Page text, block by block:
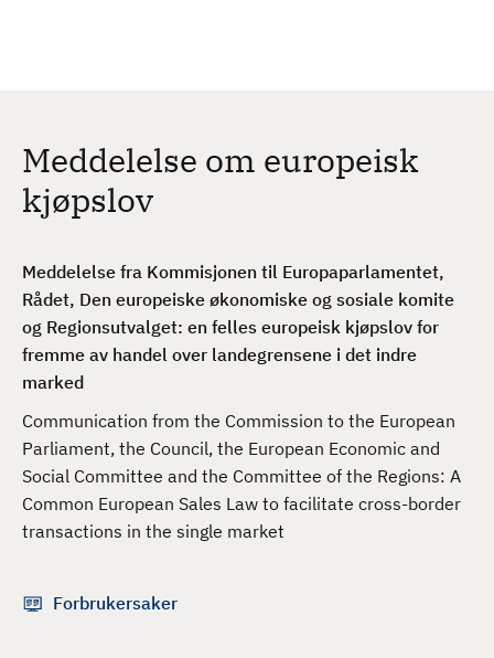
Meddelelse om europeisk
kjøpslov
Meddelelse fra Kommisjonen til Europaparlamentet,
Rådet, Den europeiske økonomiske og sosiale komite
og Regionsutvalget: en felles europeisk kjøpslov for
fremme av handel over landegrensene i det indre
marked
Communication from the Commission to the European
Parliament, the Council, the European Economic and
Social Committee and the Committee of the Regions: A
Common European Sales Law to facilitate cross-border
transactions in the single market
Forbrukersaker